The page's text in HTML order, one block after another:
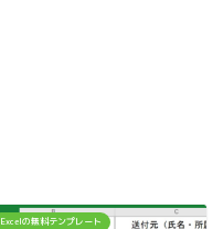
Excelの無料テンプレート